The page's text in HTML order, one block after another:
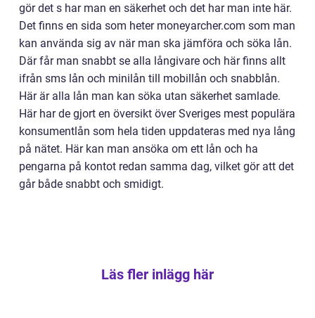
gör det s har man en säkerhet och det har man inte här.
Det finns en sida som heter moneyarcher.com som man
kan använda sig av när man ska jämföra och söka lån.
Där får man snabbt se alla långivare och här finns allt
ifrån sms lån och minilån till mobillån och snabblån.
Här är alla lån man kan söka utan säkerhet samlade.
Här har de gjort en översikt över Sveriges mest populära
konsumentlån som hela tiden uppdateras med nya lång
på nätet. Här kan man ansöka om ett lån och ha
pengarna på kontot redan samma dag, vilket gör att det
går både snabbt och smidigt.
Läs fler inlägg här